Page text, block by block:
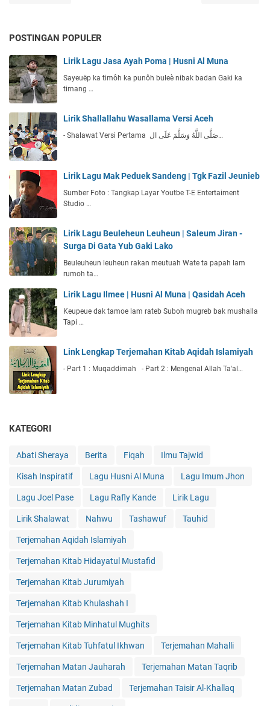
POSTINGAN POPULER
Lirik Lagu Jasa Ayah Poma | Husni Al Muna
Sayeuëp ka timôh ka punôh buleè nibak badan Gaki ka
timang …
Lirik Shallallahu Wasallama Versi Aceh
- Shalawat Versi Pertama صَلَّى اللَّهُ وَسَلَّمَ عَلَى ال…
Lirik Lagu Mak Peduek Sandeng | Tgk Fazil Jeunieb
Sumber Foto : Tangkap Layar Youtbe T-E Entertaiment
Studio …
Lirik Lagu Beuleheun Leuheun | Saleum Jiran -
Surga Di Gata Yub Gaki Lako
Beuleuheun leuheun rakan meutuah Wate ta papah lam
rumoh ta…
Lirik Lagu Ilmee | Husni Al Muna | Qasidah Aceh
Keupeue dak tamoe lam rateb Suboh mugreb bak mushalla
Tapi …
Link Lengkap Terjemahan Kitab Aqidah Islamiyah
- Part 1 : Muqaddimah - Part 2 : Mengenal Allah Ta'al…
KATEGORI
Abati Sheraya Berita Fiqah Ilmu Tajwid
Kisah Inspiratif Lagu Husni Al Muna Lagu Imum Jhon
Lagu Joel Pase Lagu Rafly Kande Lirik Lagu
Lirik Shalawat Nahwu Tashawuf Tauhid
Terjemahan Aqidah Islamiyah
Terjemahan Kitab Hidayatul Mustafid
Terjemahan Kitab Jurumiyah
Terjemahan Kitab Khulashah I
Terjemahan Kitab Minhatul Mughits
Terjemahan Kitab Tuhfatul Ikhwan Terjemahan Mahalli
Terjemahan Matan Jauharah Terjemahan Matan Taqrib
Terjemahan Matan Zubad Terjemahan Taisir Al-Khallaq